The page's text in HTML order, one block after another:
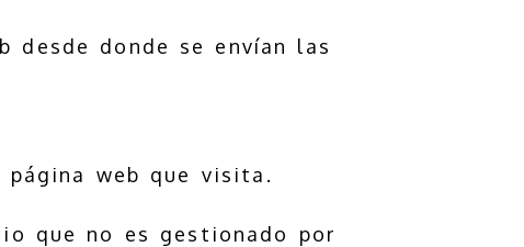
donde se envían las
web que visita.
que no es gestionado por